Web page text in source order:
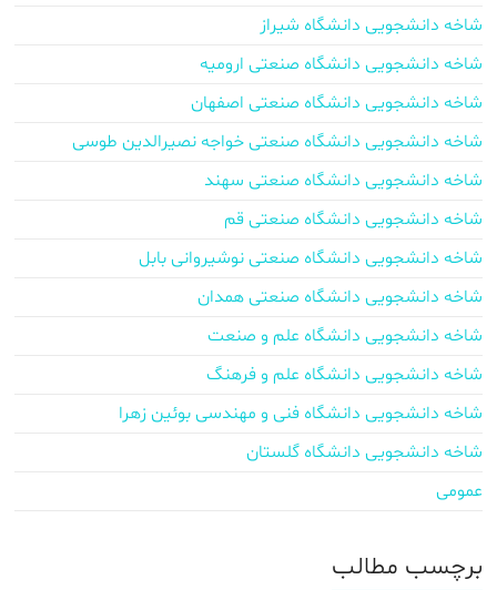
شاخه دانشجویی دانشگاه شیراز
شاخه دانشجویی دانشگاه صنعتی ارومیه
شاخه دانشجویی دانشگاه صنعتی اصفهان
شاخه دانشجویی دانشگاه صنعتی خواجه نصیرالدین طوسی
شاخه دانشجویی دانشگاه صنعتی سهند
شاخه دانشجویی دانشگاه صنعتی قم
شاخه دانشجویی دانشگاه صنعتی نوشیروانی بابل
شاخه دانشجویی دانشگاه صنعتی همدان
شاخه دانشجویی دانشگاه علم و صنعت
شاخه دانشجویی دانشگاه علم و فرهنگ
شاخه دانشجویی دانشگاه فنی و مهندسی بوئین زهرا
شاخه دانشجویی دانشگاه گلستان
عمومی
برچسب‌ مطالب